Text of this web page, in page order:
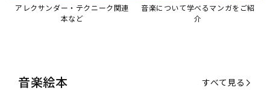
アレクサンダー・テクニーク関連
本など
音楽について学べるマンガをご紹
介
音楽絵本 すべて見る